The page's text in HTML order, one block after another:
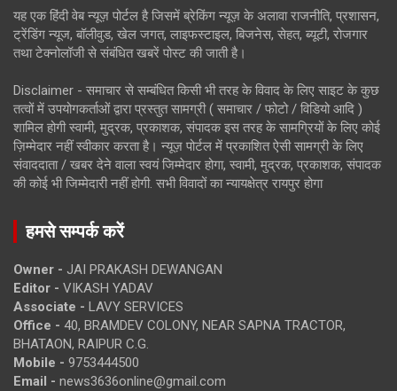
यह एक हिंदी वेब न्यूज़ पोर्टल है जिसमें ब्रेकिंग न्यूज़ के अलावा राजनीति, प्रशासन,
ट्रेंडिंग न्यूज, बॉलीवुड, खेल जगत, लाइफस्टाइल, बिजनेस, सेहत, ब्यूटी, रोजगार
तथा टेक्नोलॉजी से संबंधित खबरें पोस्ट की जाती है।
Disclaimer - समाचार से सम्बंधित किसी भी तरह के विवाद के लिए साइट के कुछ
तत्वों में उपयोगकर्ताओं द्वारा प्रस्तुत सामग्री ( समाचार / फोटो / विडियो आदि )
शामिल होगी स्वामी, मुद्रक, प्रकाशक, संपादक इस तरह के सामग्रियों के लिए कोई
ज़िम्मेदार नहीं स्वीकार करता है। न्यूज़ पोर्टल में प्रकाशित ऐसी सामग्री के लिए
संवाददाता / खबर देने वाला स्वयं जिम्मेदार होगा, स्वामी, मुद्रक, प्रकाशक, संपादक
की कोई भी जिम्मेदारी नहीं होगी. सभी विवादों का न्यायक्षेत्र रायपुर होगा
हमसे सम्पर्क करें
Owner - JAI PRAKASH DEWANGAN
Editor - VIKASH YADAV
Associate - LAVY SERVICES
Office - 40, BRAMDEV COLONY, NEAR SAPNA TRACTOR,
BHATAON, RAIPUR C.G.
Mobile - 9753444500
Email - news3636online@gmail.com